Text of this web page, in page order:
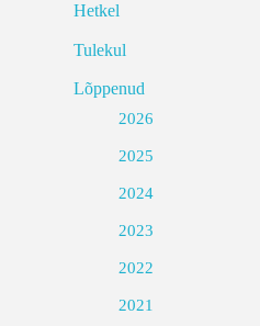
Hetkel
Tulekul
Lõppenud
2026
2025
2024
2023
2022
2021